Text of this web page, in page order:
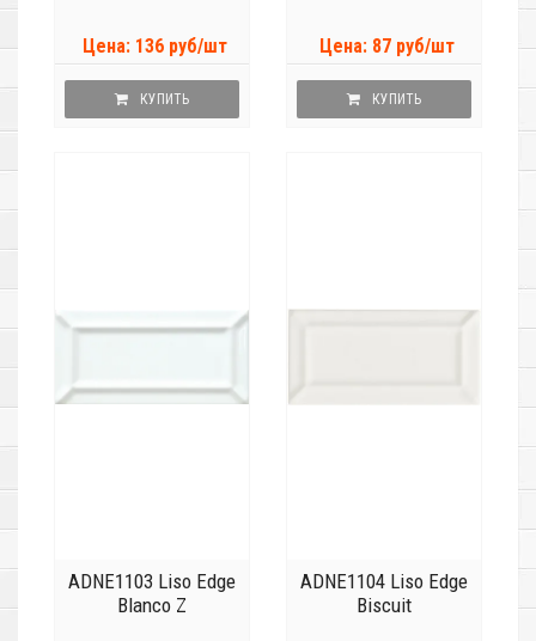
Цена: 136 руб/шт
КУПИТЬ
Цена: 87 руб/шт
КУПИТЬ
ADNE1103 Liso Edge
Blanco Z
ADNE1104 Liso Edge
Biscuit